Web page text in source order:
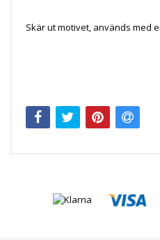
Skär ut motivet, används med